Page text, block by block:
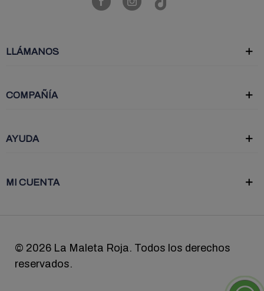
LLÁMANOS
COMPAÑÍA
AYUDA
MI CUENTA
© 2026 La Maleta Roja. Todos los derechos
reservados.